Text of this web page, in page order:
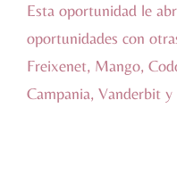
Esta oportunidad le
oportunidades con
Freixenet, Mango,
Campania, Vanderbit